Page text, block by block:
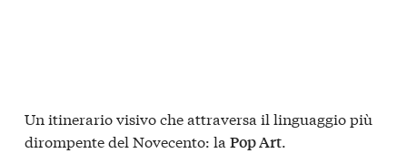
Un itinerario visivo che attraversa il linguaggio più
dirompente del Novecento: la Pop Art.